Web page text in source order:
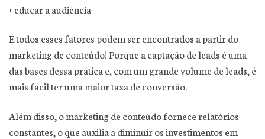
+ educar a audiência
E todos esses fatores podem ser encontrados a partir do
marketing de conteúdo! Porque a captação de leads é uma
das bases dessa prática e, com um grande volume de leads, é
mais fácil ter uma maior taxa de conversão.
Além disso, o marketing de conteúdo fornece relatórios
constantes, o que auxilia a diminuir os investimentos em